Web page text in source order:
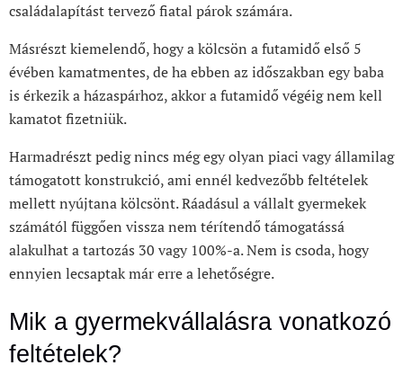
családalapítást tervező fiatal párok számára.
Másrészt kiemelendő, hogy a kölcsön a futamidő első 5
évében kamatmentes, de ha ebben az időszakban egy baba
is érkezik a házaspárhoz, akkor a futamidő végéig nem kell
kamatot fizetniük.
Harmadrészt pedig nincs még egy olyan piaci vagy államilag
támogatott konstrukció, ami ennél kedvezőbb feltételek
mellett nyújtana kölcsönt. Ráadásul a vállalt gyermekek
számától függően vissza nem térítendő támogatássá
alakulhat a tartozás 30 vagy 100%-a. Nem is csoda, hogy
ennyien lecsaptak már erre a lehetőségre.
Mik a gyermekvállalásra vonatkozó
feltételek?